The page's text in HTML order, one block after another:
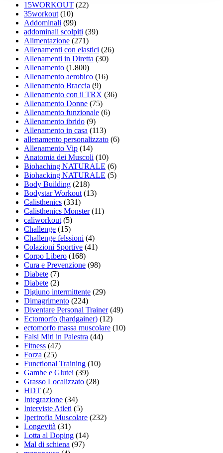
15WORKOUT (22)
35workout(10)
Addominali (99)
addominali scolpiti (39)
Alimentazione (271)
Allenamenti con elastici (26)
Allenamenti in Diretta (30)
Allenamento (1.800)
Allenamento aerobico (16)
Allenamento Braccia (9)
Allenamento con il TRX (36)
Allenamento Donne (75)
Allenamento funzionale (6)
Allenamento ibrido (9)
Allenamento in casa (113)
allenamento personalizzato (6)
Allenamento Vip (14)
Anatomia dei Muscoli (10)
Biohaching NATURALE (6)
Biohacking NATURALE (5)
Body Building (218)
Bodystar Workout(13)
Calisthenics (331)
Calisthenics Monster(11)
caliworkout(5)
Challenge (15)
Challenge felssioni (4)
Colazioni Sportive (41)
Corpo Libero (168)
Cura e Prevenzione (98)
Diabete (7)
Diabete (2)
Digiuno intermittente (29)
Dimagrimento (224)
Diventare Personal Trainer(49)
Ectomorfo (hardgainer) (12)
ectomorfo massa muscolare (10)
Falsi Miti in Palestra (44)
Fitness (47)
Forza (25)
Functional Training (10)
Gambe e Glutei (39)
Grasso Localizzato (28)
HDT (2)
Integrazione (34)
Interviste Atleti (5)
Ipertrofia Muscolare (232)
Longevità (31)
Lotta al Doping (14)
Mal di schiena (97)